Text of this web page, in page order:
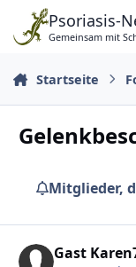
Zu Inhalt springen
Psoriasis-
Gemeinsam mit
Startseite
Mitglieder,
Gast